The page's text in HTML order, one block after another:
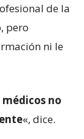
de la
pero
ni le
médicos no
«, dice.